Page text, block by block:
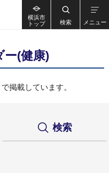
横浜市
トップ
検索 メニュー
ー(健康)
掲載しています。
検索